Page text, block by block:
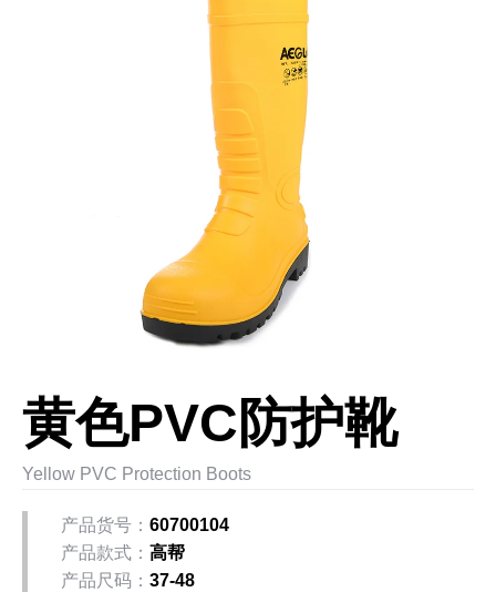
黄色PVC防护靴
Yellow PVC Protection Boots
产品货号： 60700104
产品款式： 高帮
产品尺码： 37-48